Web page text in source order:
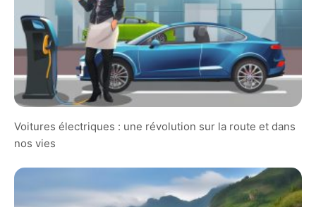
Voitures électriques : une révolution sur la route et dans
nos vies